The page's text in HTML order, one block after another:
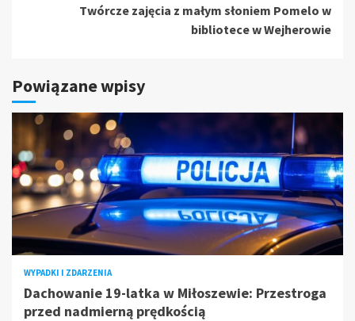
Twórcze zajęcia z małym słoniem Pomelo w
bibliotece w Wejherowie
Powiązane wpisy
WYPADKI I ZDARZENIA
Dachowanie 19-latka w Miłoszewie: Przestroga
przed nadmierną prędkością